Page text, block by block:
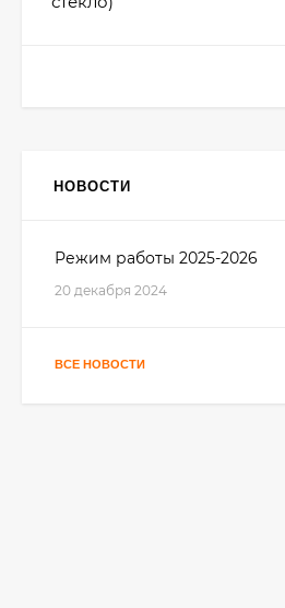
НОВОСТИ
Режим работы 2025-2026
20 декабря 2024
ВСЕ НОВОСТИ